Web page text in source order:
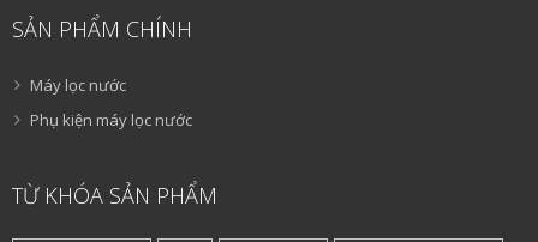
SẢN PHẨM CHÍNH
Máy lọc nước
Phụ kiện máy lọc nước
TỪ KHÓA SẢN PHẨM